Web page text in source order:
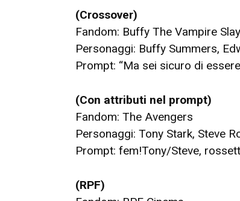
(Crossover)
Fandom: Buffy The Vampire
Personaggi: Buffy Summers,
Prompt: “Ma sei sicuro di
(Con attributi nel prompt)
Fandom: The Avengers
Personaggi: Tony Stark, Steve
Prompt: fem!Tony/Steve,
(RPF)